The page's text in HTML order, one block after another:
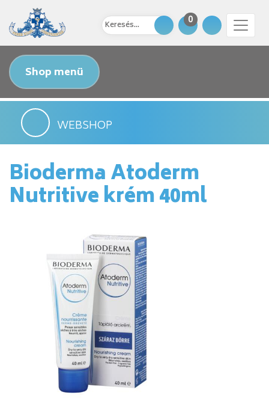
0
Shop menü
WEBSHOP
Bioderma Atoderm
Nutritive krém 40ml